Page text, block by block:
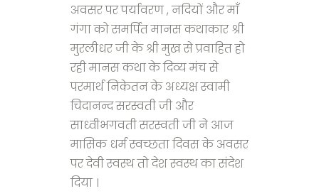
अवसर पर पर्यावरण , नदियों और माँ
गंगा को समर्पित मानस कथाकार श्री
मुरलीधर जी के श्री मुख से प्रवाहित हो
रही मानस कथा के दिव्य मंच से
परमार्थ निकेतन के अध्यक्ष स्वामी
चिदानन्द सरस्वती जी और
साध्वीभगवती सरस्वती जी ने आज
मासिक धर्म स्वच्छता दिवस के अवसर
पर देवी स्वस्थ तो देश स्वस्थ का संदेश
दिया ।